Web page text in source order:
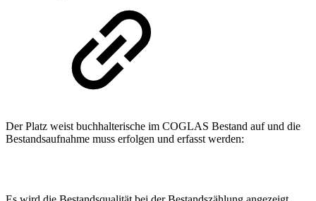
Der Platz weist buchhalterische im COGLAS Bestand auf und die
Bestandsaufnahme muss erfolgen und erfasst werden: